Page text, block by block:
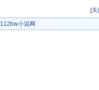
[关
112bw小说网